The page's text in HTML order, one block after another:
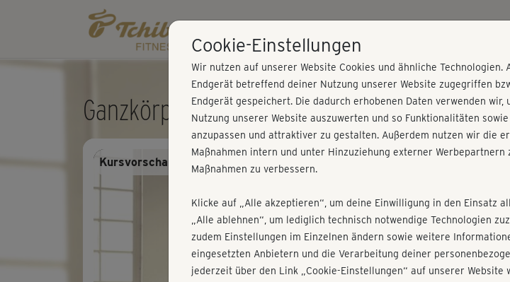
Ganzkörperfitness 4 - Stand
Kursvorschau - Anmelden und alles trainieren!
Cookie-Einstellungen
Wir nutzen auf unserer Website Cookies und ähnliche
Endgerät betreffend deiner Nutzung unserer Website zugegriffen
Endgerät gespeichert. Die dadurch erhobenen Daten verwenden
Nutzung unserer Website auszuwerten und so Funktionalitäten
anzupassen und attraktiver zu gestalten. Außerdem nutzen wir die
Maßnahmen intern und unter Hinzuziehung externer
Maßnahmen zu verbessern.
Klicke auf „Alle akzeptieren“, um deine Einwilligung in den Einsatz
„Alle ablehnen“, um lediglich technisch notwendige Technologien
zudem Einstellungen im Einzelnen ändern sowie weitere
eingesetzten Anbietern und die Verarbeitung deiner
jederzeit über den Link „Cookie-Einstellungen“ auf unserer Website